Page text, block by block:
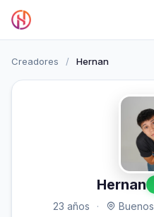
Creadores / Hernan
Hernan
23 años ·